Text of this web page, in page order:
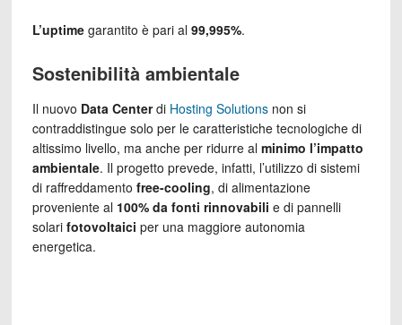
L’uptimegarantito è pari al 99,995%.
Sostenibilità ambientale
Il nuovo Data Centerdi Hosting Solutionsnon si
contraddistingue solo per le caratteristiche tecnologiche di
altissimo livello, ma anche per ridurre al minimo l’impatto
ambientale. Il progetto prevede, infatti, l’utilizzo di sistemi
di raffreddamento free-cooling, di alimentazione
proveniente al 100% da fonti rinnovabili e di pannelli
solari fotovoltaici per una maggiore autonomia
energetica.